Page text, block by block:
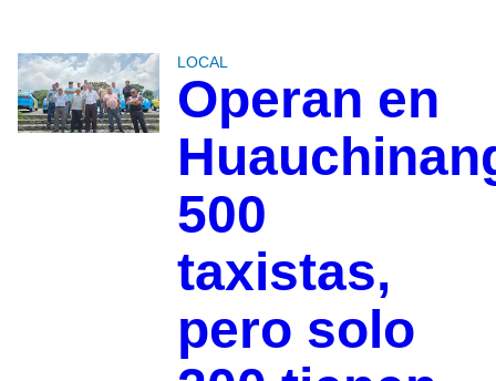
LOCAL
Operan en
500
taxistas,
pero solo